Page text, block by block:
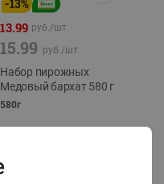
-13%
13.99 руб./шт
15.99 руб./шт
Набор пирожных
Медовый бархат 580 г
580г